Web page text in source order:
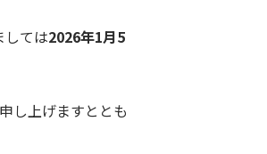
しては2026年1月5
し上げますととも